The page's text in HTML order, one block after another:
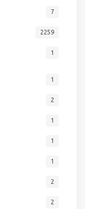
7
2259
1
1
2
1
1
1
2
2